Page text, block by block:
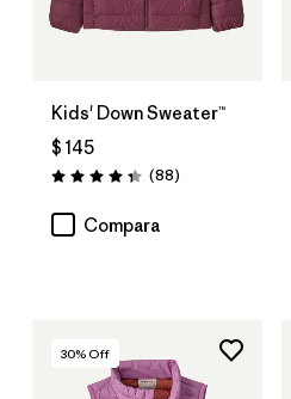
Kids' Down Sweater™
$ 145
Valoración: 4.3 / 5
(88Comentarios
)
Compara
30% Off